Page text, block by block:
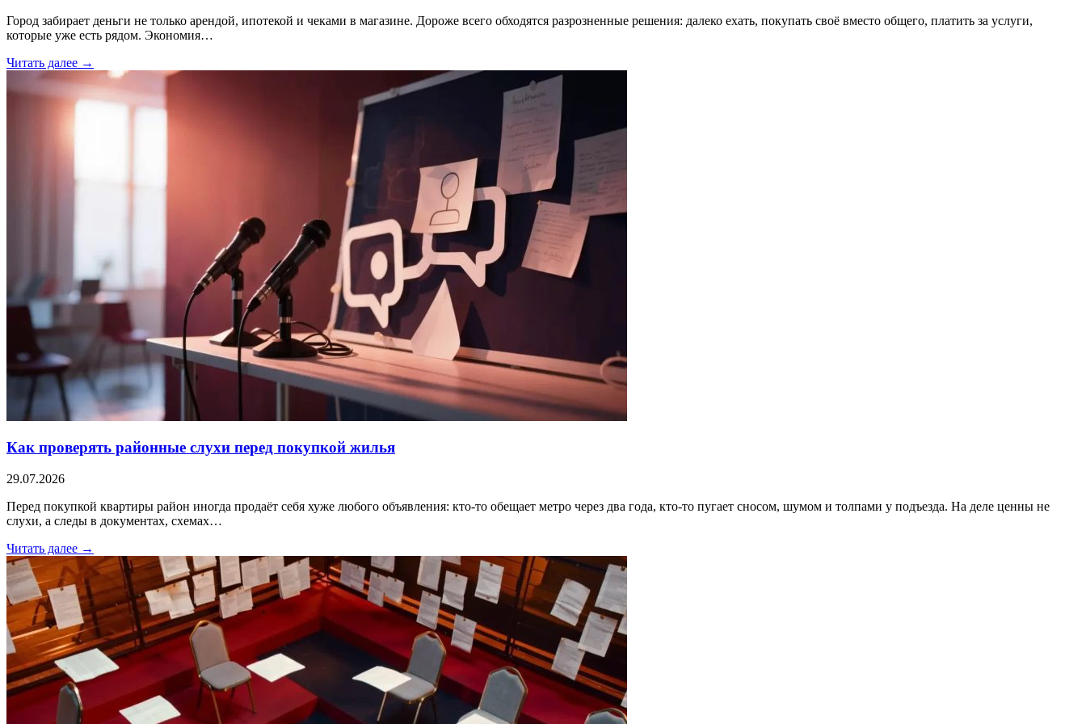
Город забирает деньги не только арендой, ипотекой и чеками в магазине. Дороже всего обходятся разрозненные решения: далеко ехать, покупать своё вместо общего, платить за услуги,
которые уже есть рядом. Экономия…
Читать далее →
Как проверять районные слухи перед покупкой жилья
29.07.2026
Перед покупкой квартиры район иногда продаёт себя хуже любого объявления: кто-то обещает метро через два года, кто-то пугает сносом, шумом и толпами у подъезда. На деле ценны не
слухи, а следы в документах, схемах…
Читать далее →